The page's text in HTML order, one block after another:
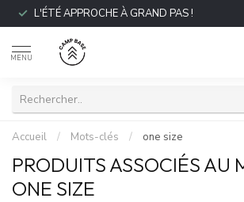
L'ÉTÉ APPROCHE À GRAND PAS !
MENU
Accueil / Mots-clés / one size
PRODUITS ASSOCIÉS AU
ONE SIZE